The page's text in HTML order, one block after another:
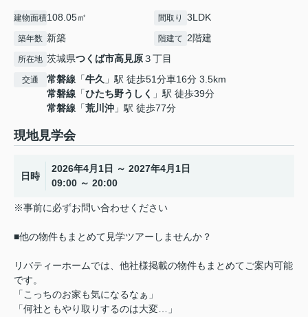
建物面積108.05㎡ 間取り 3LDK
築年数 新築 階建て 2階建
所在地 茨城県つくば市高見原３丁目
交通 常磐線 「牛久 」駅 徒歩51分車16分 3.5km
常磐線 「ひたち野うしく 」駅 徒歩39分
常磐線 「荒川沖 」駅 徒歩77分
現地見学会
日時
2026年4月1日 ～ 2027年4月1日
09:00 ～ 20:00
※事前に必ずお問い合わせください
■他の物件もまとめて見学ツアーしませんか？
リバティーホームでは、他社様掲載の物件もまとめてご案内可能
です。
「こっちのお家も気になるなぁ」
「何社ともやり取りするのは大変…」